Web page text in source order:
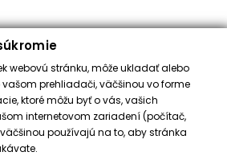
webovú stránku, môže ukladať alebo
prehliadači, väčšinou vo forme
ktoré môžu byť o vás, vašich
internetovom zariadení (počítač,
používajú na to, aby stránka